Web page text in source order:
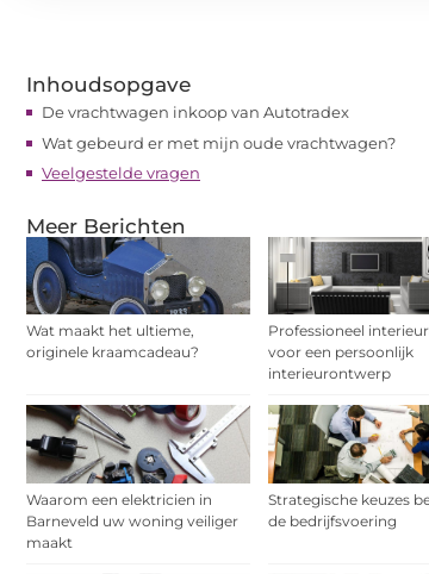
Inhoudsopgave
De vrachtwagen inkoop van Autotradex
Wat gebeurd er met mijn oude vrachtwagen?
Veelgestelde vragen
Meer Berichten
Wat maakt het ultieme,
originele kraamcadeau?
Professioneel
voor een persoonlijk
interieurontwerp
Waarom een elektricien in
Barneveld uw woning veiliger
maakt
Strategische keuzes
de bedrijfsvoering